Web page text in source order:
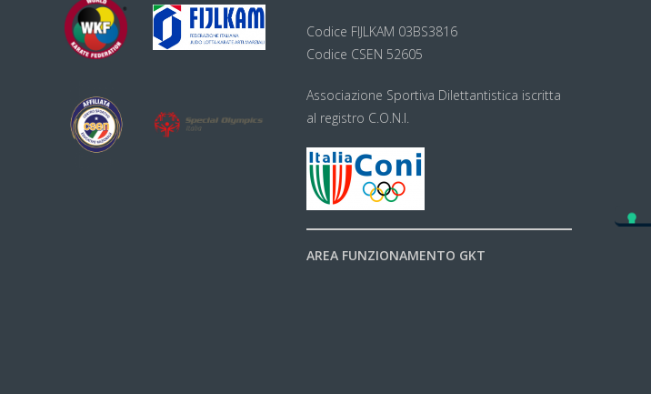
Codice FIJLKAM 03BS3816
Codice CSEN 52605
Associazione Sportiva Dilettantistica iscritta
al registro C.O.N.I.
AREA FUNZIONAMENTO GKT